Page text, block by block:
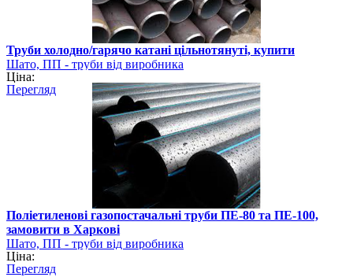
Труби холодно/гарячо катані цільнотянуті, купити
Шато, ПП - труби від виробника
Ціна:
Перегляд
Поліетиленові газопостачальні труби ПЕ-80 та ПЕ-100,
замовити в Харкові
Шато, ПП - труби від виробника
Ціна:
Перегляд